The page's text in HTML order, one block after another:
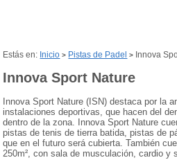
Estás en: Inicio > Pistas de Padel > Innova
Innova Sport Nature
Innova Sport Nature (ISN) destaca por la
instalaciones deportivas, que hacen del
dentro de la zona. Innova Sport Nature
pistas de tenis de tierra batida, pistas de
que en el futuro será cubierta. También
250m², con sala de musculación, cardio y